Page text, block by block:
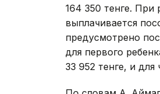
164 350 тенге.
выплачивается
предусмотрено
для первого
33 952 тенге, и